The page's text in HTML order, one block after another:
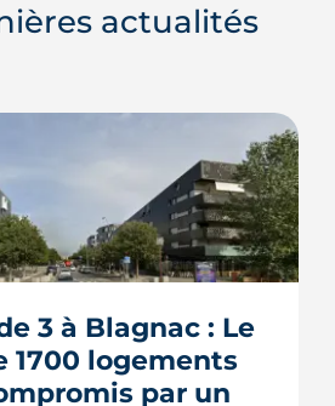
actualités
3 à Blagnac : Le
1700 logements
par un